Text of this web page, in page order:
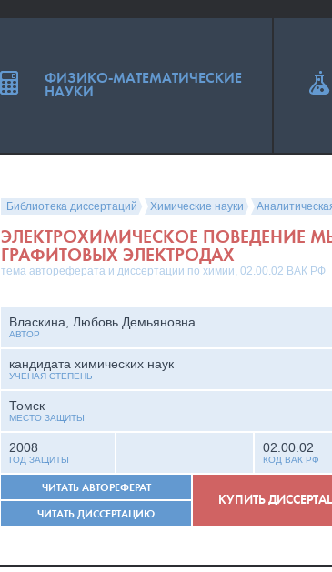
Библиотека диссертаций Химические науки
ЭЛЕКТРОХИМИЧЕСКОЕ ПОВЕДЕНИЕ
ГРАФИТОВЫХ ЭЛЕКТРОДАХ
тема автореферата и диссертации по химии, 02.00.02 ВАК РФ
Власкина, Любовь Демьяновна
АВТОР
кандидата химических наук
УЧЕНАЯ СТЕПЕНЬ
Томск
МЕСТО ЗАЩИТЫ
2008
ГОД ЗАЩИТЫ
02.00.02
КОД ВАК РФ
ЧИТАТЬ АВТОРЕФЕРАТ
ЧИТАТЬ ДИССЕРТАЦИЮ
КУПИТЬ
ФИЗИКО-МАТЕМАТИЧЕСКИЕ
НАУКИ